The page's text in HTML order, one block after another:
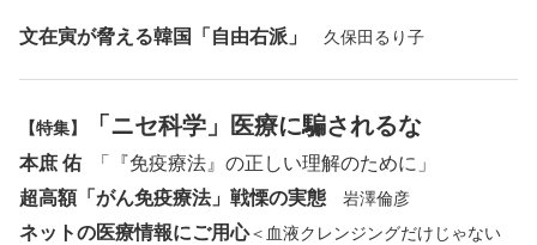
文在寅が脅える韓国「自由右派」 久保田るり子
【特集】 「ニセ科学」医療に騙されるな
本庶 佑
「『免疫療法』の正しい理解のために」
超高額「がん免疫療法」戦慄の実態 岩澤倫彦
ネットの医療情報にご用心＜血液クレンジングだけじゃない